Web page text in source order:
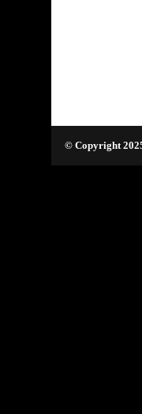
© Copyright